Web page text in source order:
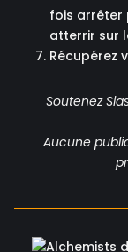
fois arrêter
atterrir sur
Récupérez
Soutenez
Aucune